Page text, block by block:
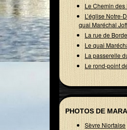
Le Chemin
L’église Notre-
quai Maréchal
La rue de
Le quai
La passerelle
Le rond-point
PHOTOS DE
Sèvre Niortaise